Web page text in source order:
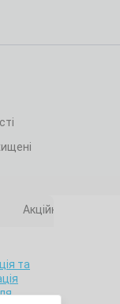
Акційні товари
та